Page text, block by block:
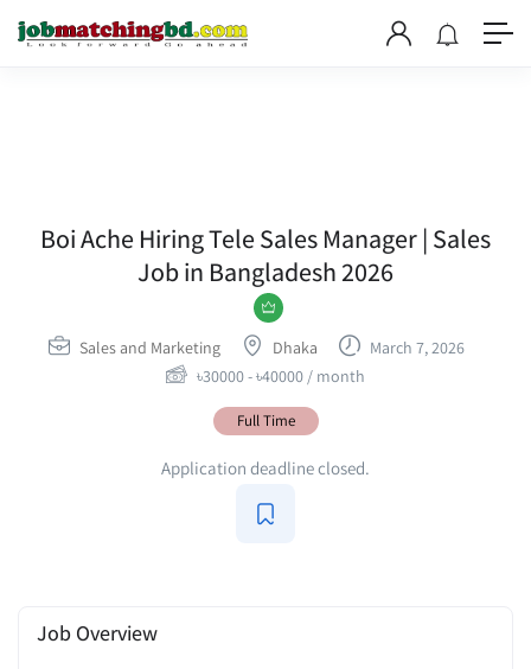
Boi Ache Hiring Tele Sales Manager | Sales
Job in Bangladesh 2026
Sales and Marketing Dhaka
March 7, 2026
৳30000-৳40000 / month
Full Time
Application deadline closed.
Job Overview